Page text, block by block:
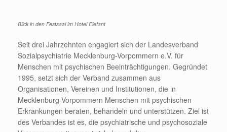
Blick in den Festsaal im Hotel Elefant
Seit drei Jahrzehnten engagiert sich der Landesverband
Sozialpsychiatrie Mecklenburg-Vorpommern e.V. für
Menschen mit psychischen Beeinträchtigungen. Gegründet
1995, setzt sich der Verband zusammen aus
Organisationen, Vereinen und Institutionen, die in
Mecklenburg-Vorpommern Menschen mit psychischen
Erkrankungen beraten, behandeln und unterstützen. Ziel ist
des Verbandes ist es, die psychiatrische und psychosoziale